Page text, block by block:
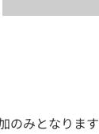
のみとなりま